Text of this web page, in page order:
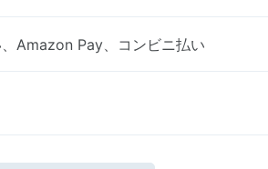
Amazon Pay、コンビニ払い